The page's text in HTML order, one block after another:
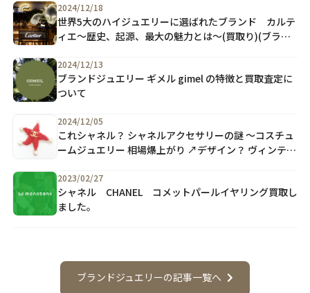
2024/12/18
世界5大のハイジュエリーに選ばれたブランド カルテ
ィエ～歴史、起源、最大の魅力とは～(買取り)(ブラン
2024/12/13
ブランドジュエリー ギメル gimel の特徴と買取査定に
ついて
2024/12/05
これシャネル？ シャネルアクセサリーの謎 ～コスチュ
ームジュエリー 相場爆上がり ↗デザイン？ ヴィンテー
2023/02/27
シャネル CHANEL コメットパールイヤリング買取し
ました。
ブランドジュエリーの記事一覧へ